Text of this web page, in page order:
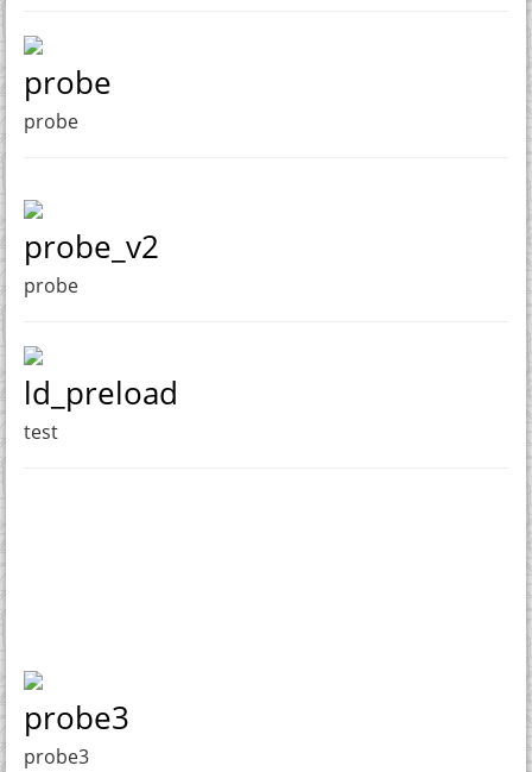
probe
probe
probe_v2
probe
ld_preload
test
probe3
probe3